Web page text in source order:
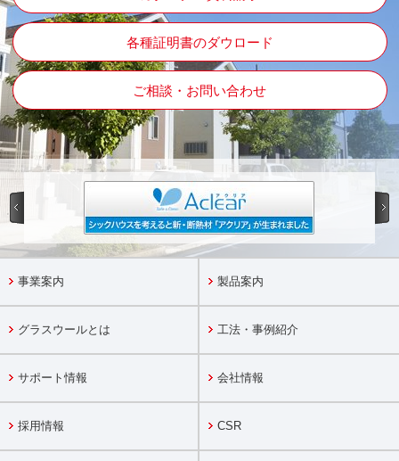
各種証明書のダウロード
ご相談・お問い合わせ
事業案内 製品案内
グラスウールとは 工法・事例紹介
サポート情報 会社情報
採用情報 CSR